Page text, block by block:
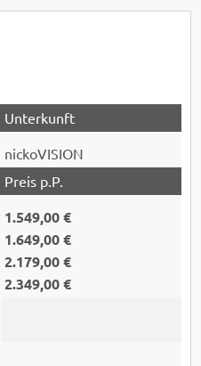
nickoVISION
1.549,00 €
1.649,00 €
2.179,00 €
2.349,00 €